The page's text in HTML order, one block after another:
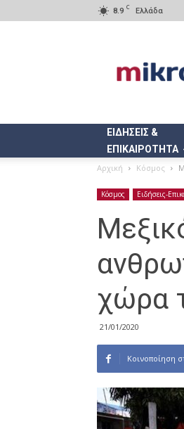
8.9 C Ελλάδα
ΕΙΔΗΣΕΙΣ &
ΕΠΙΚΑΙΡΟΤΗΤΑ
Αρχική Κόσμος
Κόσμος Ειδήσεις-
χώρα
21/01/2020
Κοινοποίηση